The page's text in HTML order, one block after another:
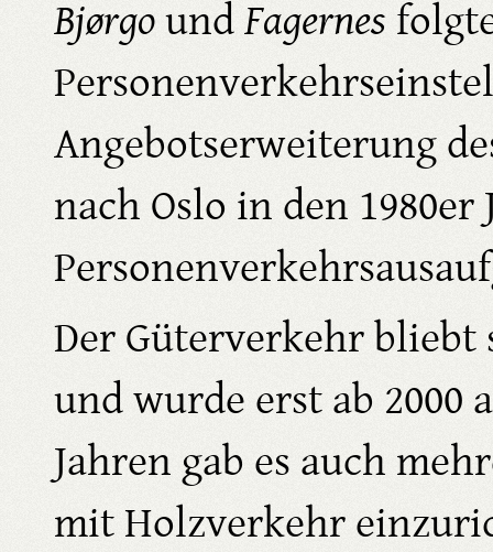
BjørgoundFagernes
Angebotserweiterung
nach Oslo in den
Der Güterverkehr
und wurde erst ab 2000
Jahren gab es auch
mit Holzverkehr